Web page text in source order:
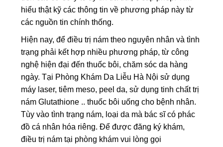
hiểu thật kỹ các thông tin về phương pháp này từ
các nguồn tin chính thống.
Hiện nay, để điều trị nám theo nguyên nhân và tình
trạng phải kết hợp nhiều phương pháp, từ công
nghệ hiện đại đến thuốc bôi, chăm sóc da hàng
ngày. Tại Phòng Khám Da Liễu Hà Nội sử dụng
máy laser, tiêm meso, peel da, sử dụng tinh chất trị
nám Glutathione .. thuốc bôi uống cho bệnh nhân.
Tùy vào tình trạng nám, loại da mà bác sĩ có phác
đồ cá nhân hóa riêng. Để được đăng ký khám,
điều trị nám tại phòng khám vui lòng gọi